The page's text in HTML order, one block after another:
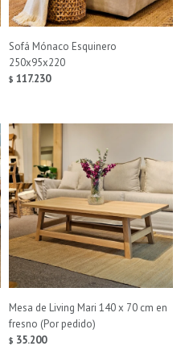
Sofá Mónaco Esquinero
250x95x220
$ 117.230
Mesa de Living Mari 140 x 70 cm en
fresno (Por pedido)
$ 35.200